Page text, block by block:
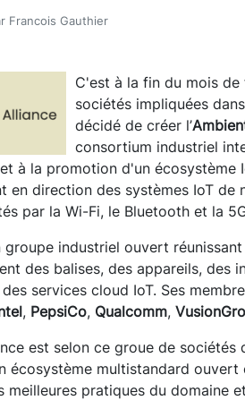
Francois Gauthier
C'est à la fin du mois
sociétés impliquées
décidé de créer l’
consortium industriel
à la promotion d'un écosystème
en direction des systèmes IoT de
par la Wi-Fi, le Bluetooth et la
groupe industriel ouvert
des balises, des appareils, des
services cloud IoT. Ses
, PepsiCo, Qualcomm,
est selon ce groue de
écosystème multistandard
pratiques du domaine